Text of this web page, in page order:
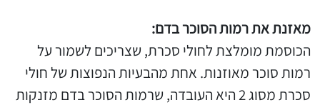
מאזנת את רמות הסוכר בדם:
הכוסמת מומלצת לחולי סכרת, שצריכים לשמור על
רמות סוכר מאוזנות. אחת מהבעיות הנפוצות של חולי
סכרת מסוג 2 היא העובדה, שרמות הסוכר בדם מזנקות